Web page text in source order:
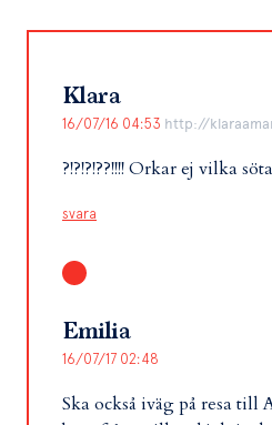
Klara
16/07/16 04:53 http://
?!?!?!??!!!! Orkar ej vilka
svara
Emilia
16/07/17 02:48
Ska också iväg på resa till